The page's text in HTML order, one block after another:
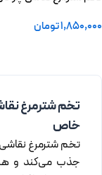
1,850,000تومان
تخم شترمرغ
خاص
تخم شترمرغ
جذب می‌کند و